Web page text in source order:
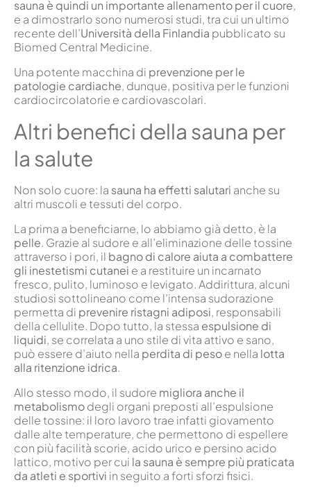
sauna è quindi un importante allenamento per il cuore,
e a dimostrarlo sono numerosi studi, tra cui un ultimo
recente dell’Università della Finlandia pubblicato su
Biomed Central Medicine.
Una potente macchina di prevenzione per le
patologie cardiache, dunque, positiva per le funzioni
cardiocircolatorie e cardiovascolari.
Altri benefici della sauna per
la salute
Non solo cuore: la sauna ha effetti salutari anche su
altri muscoli e tessuti del corpo.
La prima a beneficiarne, lo abbiamo già detto, è la
pelle. Grazie al sudore e all’eliminazione delle tossine
attraverso i pori, il bagno di calore aiuta a combattere
gli inestetismi cutanei e a restituire un incarnato
fresco, pulito, luminoso e levigato. Addirittura, alcuni
studiosi sottolineano come l’intensa sudorazione
permetta di prevenire ristagni adiposi, responsabili
della cellulite. Dopo tutto, la stessa espulsione di
liquidi, se correlata a uno stile di vita attivo e sano,
può essere d’aiuto nella perdita di pesoe nella lotta
alla ritenzione idrica.
Allo stesso modo, il sudore migliora anche il
metabolismodegli organi preposti all’espulsione
delle tossine: il loro lavoro trae infatti giovamento
dalle alte temperature, che permettono di espellere
con più facilità scorie, acido urico e persino acido
lattico, motivo per cui la sauna è sempre più praticata
da atleti e sportivi in seguito a forti sforzi fisici.